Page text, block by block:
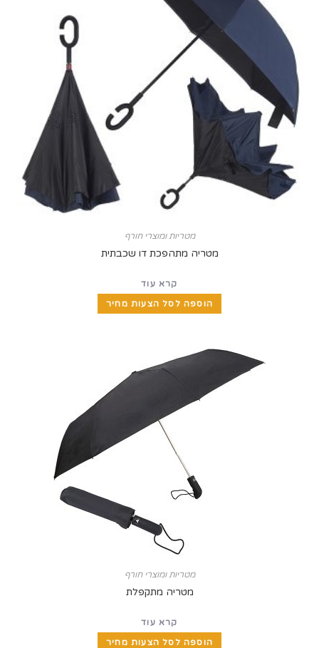
מטריות ומוצרי חורף
מטריה מתהפכת דו שכבתית
הוספה לסל הצעות מחיר
מטריות ומוצרי חורף
מטריה מתקפלת
הוספה לסל הצעות מחיר